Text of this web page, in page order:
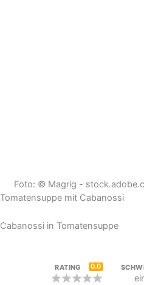
Foto: © Magrig -
Tomatensuppe mit Cabanossi
Cabanossi in Tomatensuppe
RATING 0.0